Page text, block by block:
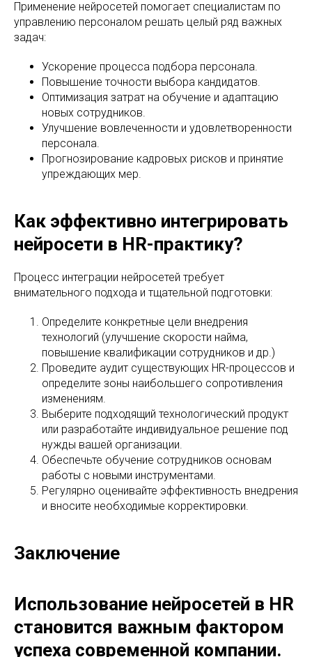
Применение нейросетей помогает специалистам по
управлению персоналом решать целый ряд важных
задач:
Ускорение процесса подбора персонала.
Повышение точности выбора кандидатов.
Оптимизация затрат на обучение и адаптацию
новых сотрудников.
Улучшение вовлеченности и удовлетворенности
персонала.
Прогнозирование кадровых рисков и принятие
упреждающих мер.
Как эффективно интегрировать
нейросети в HR-практику?
Процесс интеграции нейросетей требует
внимательного подхода и тщательной подготовки:
Определите конкретные цели внедрения
технологий (улучшение скорости найма,
повышение квалификации сотрудников и др.)
Проведите аудит существующих HR-процессов и
определите зоны наибольшего сопротивления
изменениям.
Выберите подходящий технологический продукт
или разработайте индивидуальное решение под
нужды вашей организации.
Обеспечьте обучение сотрудников основам
работы с новыми инструментами.
Регулярно оценивайте эффективность внедрения
и вносите необходимые корректировки.
Заключение
Использование нейросетей в HR
становится важным фактором
успеха современной компании.